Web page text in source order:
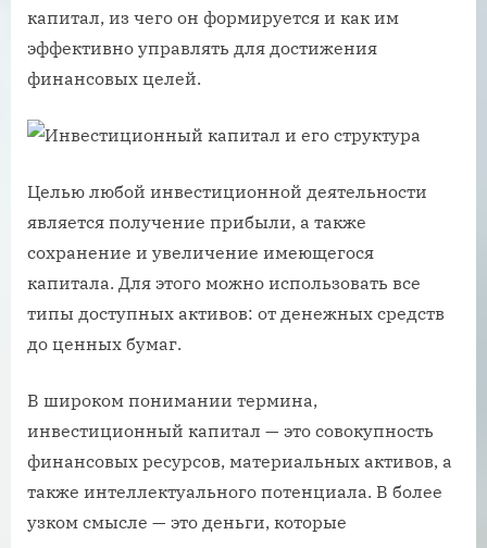
капитал, из чего он формируется и как им
эффективно управлять для достижения
финансовых целей.
Целью любой инвестиционной деятельности
является получение прибыли, а также
сохранение и увеличение имеющегося
капитала. Для этого можно использовать все
типы доступных активов: от денежных средств
до ценных бумаг.
В широком понимании термина,
инвестиционный капитал — это совокупность
финансовых ресурсов, материальных активов, а
также интеллектуального потенциала. В более
узком смысле — это деньги, которые